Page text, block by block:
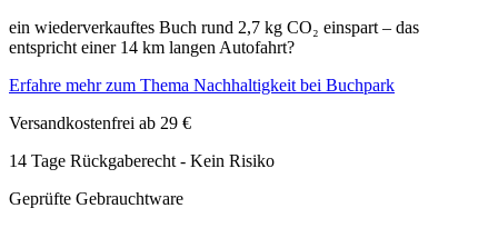
ein wiederverkauftes Buch rund 2,7 kg CO₂ einspart – das
entspricht einer 14 km langen Autofahrt?
Erfahre mehr zum Thema Nachhaltigkeit bei Buchpark
Versandkostenfrei ab 29 €
14 Tage Rückgaberecht - Kein Risiko
Geprüfte Gebrauchtware